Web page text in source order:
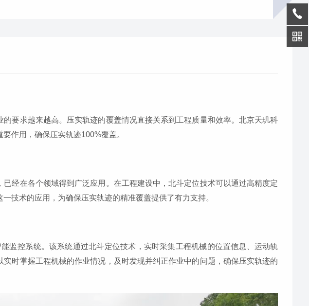
要求越来越高。压实轨迹的覆盖情况直接关系到工程质量和效率。北京天玑科
作用，确保压实轨迹100%覆盖。
经在各个领域得到广泛应用。在工程建设中，北斗定位技术可以通过高精度定
技术的应用，为确保压实轨迹的精准覆盖提供了有力支持。
监控系统。该系统通过北斗定位技术，实时采集工程机械的位置信息、运动轨
时掌握工程机械的作业情况，及时发现并纠正作业中的问题，确保压实轨迹的